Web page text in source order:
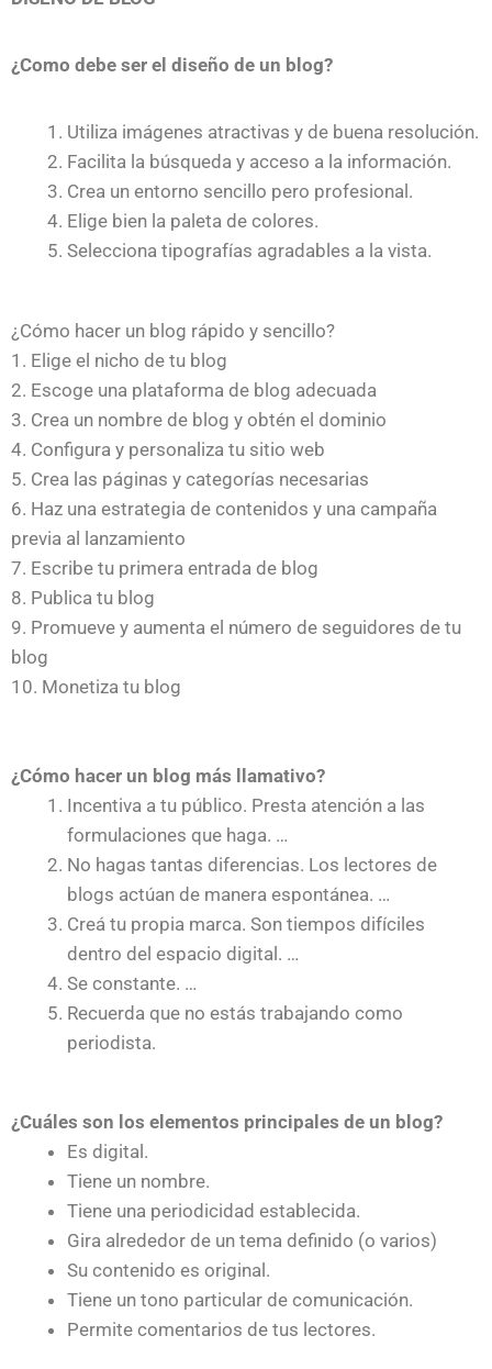
¿Como debe ser el diseño de un blog?
Utiliza imágenes atractivas y de buena resolución.
Facilita la búsqueda y acceso a la información.
Crea un entorno sencillo pero profesional.
Elige bien la paleta de colores.
Selecciona tipografías agradables a la vista.
¿Cómo hacer un blog rápido y sencillo?
1. Elige el nicho de tu blog
2. Escoge una plataforma de blog adecuada
3. Crea un nombre de blog y obtén el dominio
4. Configura y personaliza tu sitio web
5. Crea las páginas y categorías necesarias
6. Haz una estrategia de contenidos y una campaña
previa al lanzamiento
7. Escribe tu primera entrada de blog
8. Publica tu blog
9. Promueve y aumenta el número de seguidores de tu
blog
10. Monetiza tu blog
¿Cómo hacer un blog más llamativo?
Incentiva a tu público. Presta atención a las
formulaciones que haga. …
No hagas tantas diferencias. Los lectores de
blogs actúan de manera espontánea. …
Creá tu propia marca. Son tiempos difíciles
dentro del espacio digital. …
Se constante. …
Recuerda que no estás trabajando como
periodista.
¿Cuáles son los elementos principales de un blog?
Es digital.
Tiene un nombre.
Tiene una periodicidad establecida.
Gira alrededor de un tema definido (o varios)
Su contenido es original.
Tiene un tono particular de comunicación.
Permite comentarios de tus lectores.